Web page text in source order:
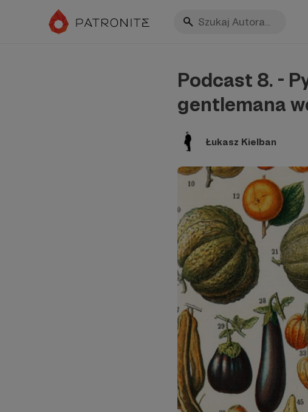
Podcast 8. -
gentlemana
Łukasz Kielban